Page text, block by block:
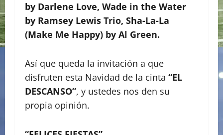
by Darlene Love, Wade in the Water
by Ramsey Lewis Trio, Sha-La-La
(Make Me Happy) by Al Green.
Así que queda la invitación a que
disfruten esta Navidad de la cinta “EL
DESCANSO”, y ustedes nos den su
propia opinión.